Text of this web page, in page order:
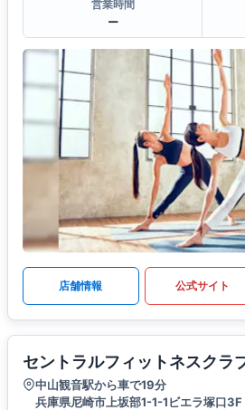
営業時間
ー
店舗情報 公式サイト
セントラルフィットネスクラ
中山観音駅から車で19分
兵庫県尼崎市上坂部1-1-1ビエラ塚口3F